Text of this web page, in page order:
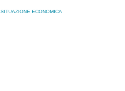
SITUAZIONE ECONOMICA